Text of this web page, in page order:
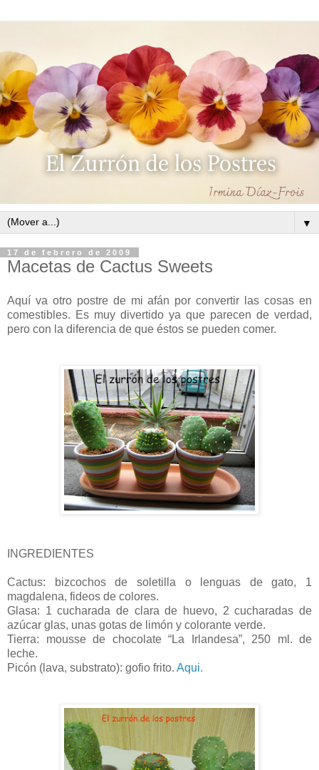
▼
17 de febrero de 2009
Macetas de Cactus Sweets
Aquí va otro postre de mi afán por convertir las cosas en
comestibles. Es muy divertido ya que parecen de verdad,
pero con la diferencia de que éstos se pueden comer.
INGREDIENTES
Cactus: bizcochos de soletilla o lenguas de gato, 1
magdalena, fideos de colores.
Glasa: 1 cucharada de clara de huevo, 2 cucharadas de
azúcar glas, unas gotas de limón y colorante verde.
Tierra: mousse de chocolate “La Irlandesa”, 250 ml. de
leche.
Picón (lava, substrato): gofio frito. Aqui.